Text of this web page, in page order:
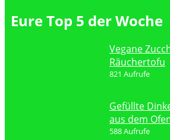
Eure Top 5 der Woche
Vegane
Räuchertofu
821 Aufrufe
Gefüllte
aus dem
588 Aufrufe